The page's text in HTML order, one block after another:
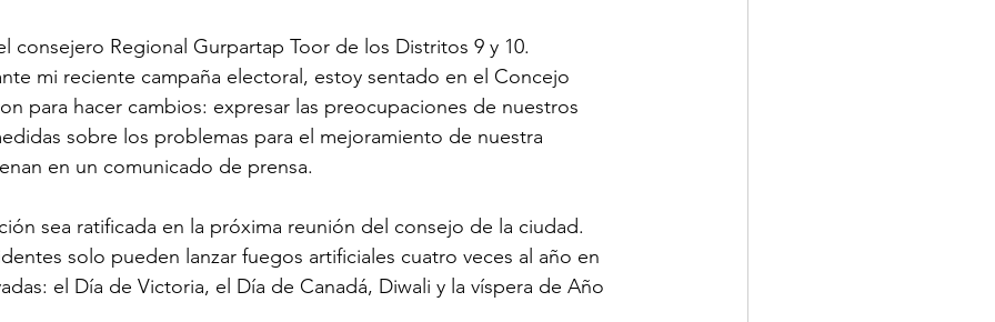
consejero Regional Gurpartap Toor de los Distritos 9 y 10.
mi reciente campaña electoral, estoy sentado en el Concejo
para hacer cambios: expresar las preocupaciones de nuestros
sobre los problemas para el mejoramiento de nuestra
en un comunicado de prensa.
sea ratificada en la próxima reunión del consejo de la ciudad.
solo pueden lanzar fuegos artificiales cuatro veces al año en
el Día de Victoria, el Día de Canadá, Diwali y la víspera de Año